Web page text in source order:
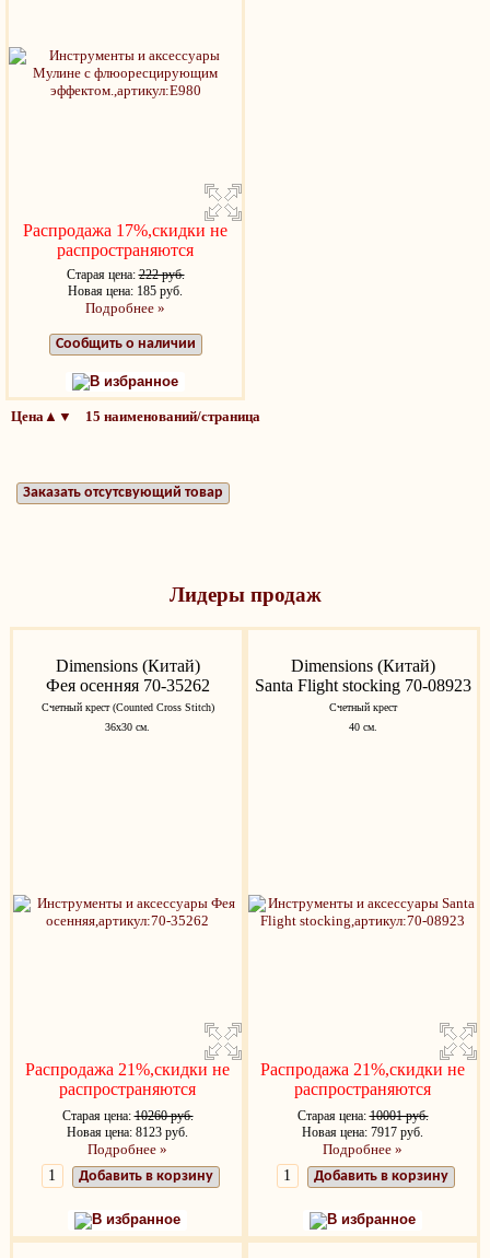
Распродажа 17%,скидки не
распространяются
Старая цена:222 руб.
Новая цена: 185 руб.
Подробнее »
Сообщить о наличии
В избранное
Цена▲▼ 15 наименований/страница
Заказать отсутсвующий товар
Лидеры продаж
Dimensions (Китай)
Фея осенняя 70-35262
Счетный крест (Counted Cross Stitch)
36х30 см.
Распродажа 21%,скидки не
распространяются
Старая цена:10260 руб.
Новая цена: 8123 руб.
Подробнее »
Добавить в корзину
В избранное
Dimensions (Китай)
Santa Flight stocking 70-08923
Счетный крест
40 см.
Распродажа 21%,скидки не
распространяются
Старая цена:10001 руб.
Новая цена: 7917 руб.
Подробнее »
Добавить в корзину
В избранное